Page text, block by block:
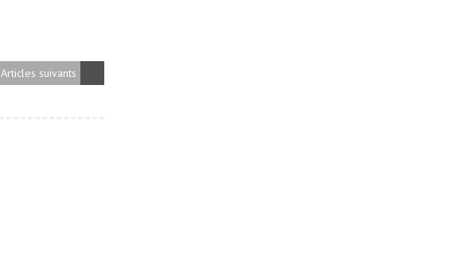
Articles suivants